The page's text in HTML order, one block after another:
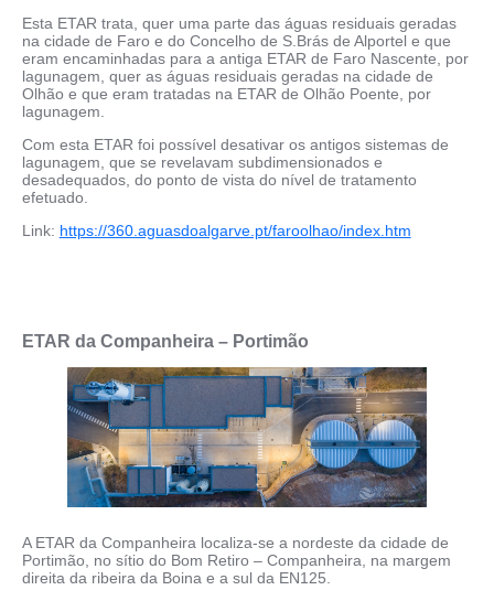
Esta ETAR trata, quer uma parte das águas residuais geradas
na cidade de Faro e do Concelho de S.Brás de Alportel e que
eram encaminhadas para a antiga ETAR de Faro Nascente, por
lagunagem, quer as águas residuais geradas na cidade de
Olhão e que eram tratadas na ETAR de Olhão Poente, por
lagunagem.
Com esta ETAR foi possível desativar os antigos sistemas de
lagunagem, que se revelavam subdimensionados e
desadequados, do ponto de vista do nível de tratamento
efetuado.
Link: https://360.aguasdoalgarve.pt/faroolhao/index.htm
ETAR da Companheira – Portimão
A ETAR da Companheira localiza-se a nordeste da cidade de
Portimão, no sítio do Bom Retiro – Companheira, na margem
direita da ribeira da Boina e a sul da EN125.